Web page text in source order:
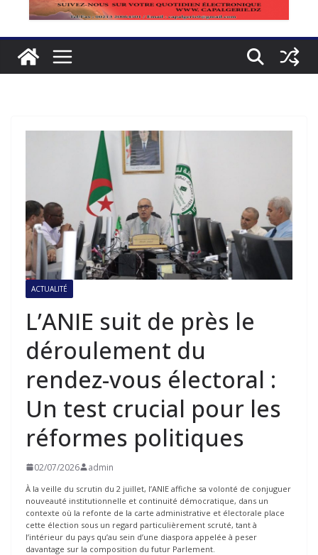
ACTUALITÉ
L’ANIE suit de près le
déroulement du
rendez-vous électoral :
Un test crucial pour les
réformes politiques
02/07/2026 admin
À la veille du scrutin du 2 juillet, l’ANIE affiche sa volonté de conjuguer
nouveauté institutionnelle et continuité démocratique, dans un
contexte où la refonte de la carte administrative et électorale place
cette élection sous un regard particulièrement scruté, tant à
l’intérieur du pays qu’au sein d’une diaspora appelée à peser
davantage sur la composition du futur Parlement.